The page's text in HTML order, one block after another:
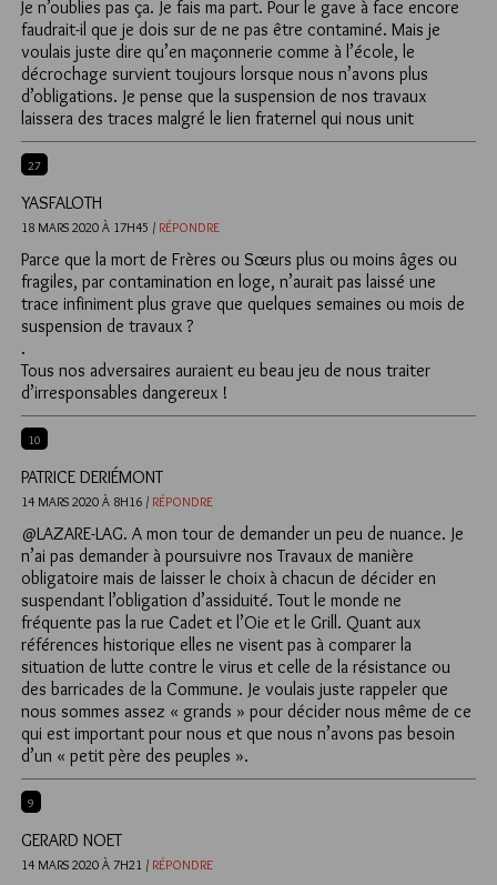
Je n’oublies pas ça. Je fais ma part. Pour le gave à face encore
faudrait-il que je dois sur de ne pas être contaminé. Mais je
voulais juste dire qu’en maçonnerie comme à l’école, le
décrochage survient toujours lorsque nous n’avons plus
d’obligations. Je pense que la suspension de nos travaux
laissera des traces malgré le lien fraternel qui nous unit
27
YASFALOTH
18 MARS 2020 À 17H45 / RÉPONDRE
Parce que la mort de Frères ou Sœurs plus ou moins âges ou
fragiles, par contamination en loge, n’aurait pas laissé une
trace infiniment plus grave que quelques semaines ou mois de
suspension de travaux ?
.
Tous nos adversaires auraient eu beau jeu de nous traiter
d’irresponsables dangereux !
10
PATRICE DERIÉMONT
14 MARS 2020 À 8H16 / RÉPONDRE
@LAZARE-LAG. A mon tour de demander un peu de nuance. Je
n’ai pas demander à poursuivre nos Travaux de manière
obligatoire mais de laisser le choix à chacun de décider en
suspendant l’obligation d’assiduité. Tout le monde ne
fréquente pas la rue Cadet et l’Oie et le Grill. Quant aux
références historique elles ne visent pas à comparer la
situation de lutte contre le virus et celle de la résistance ou
des barricades de la Commune. Je voulais juste rappeler que
nous sommes assez « grands » pour décider nous même de ce
qui est important pour nous et que nous n’avons pas besoin
d’un « petit père des peuples ».
9
GERARD NOET
14 MARS 2020 À 7H21 / RÉPONDRE